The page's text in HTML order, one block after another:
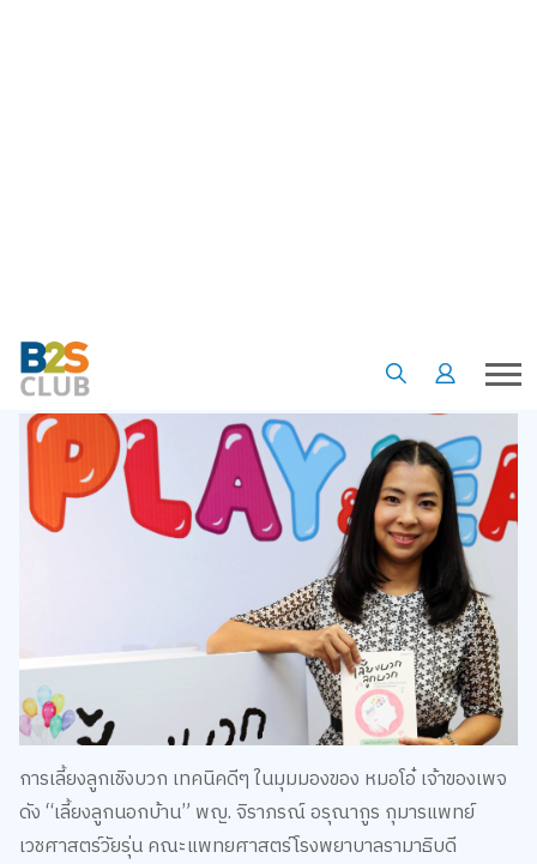
05 ต.ค. 63 B2S Club
การเลี้ยงลูกเชิงบวก เทคนิคดีๆ ในมุมมองของ หมอโอ๋ เจ้าของเพจ
ดัง “เลี้ยงลูกนอกบ้าน” พญ. จิราภรณ์ อรุณากูร กุมารแพทย์
เวชศาสตร์วัยรุ่น คณะแพทยศาสตร์โรงพยาบาลรามาธิบดี